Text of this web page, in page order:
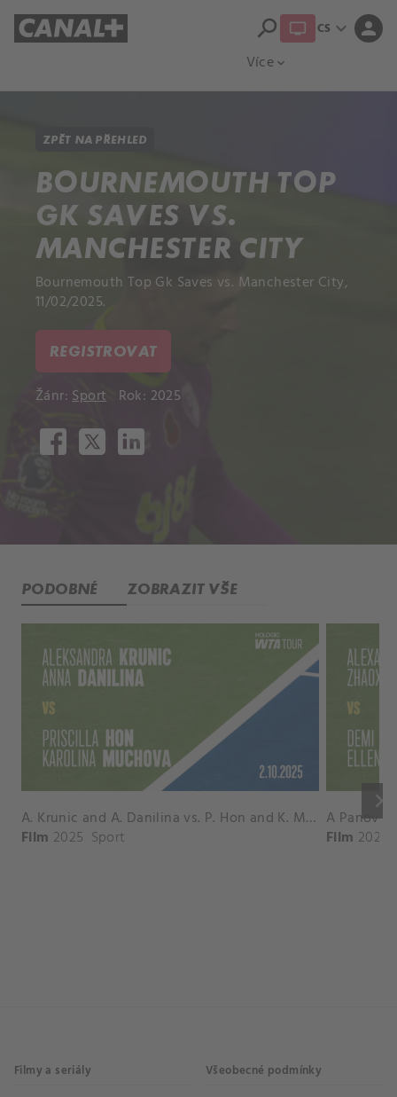
Více expand_more
search CS expand_more person
ZPĚT NA PŘEHLED
BOURNEMOUTH TOP
GK SAVES VS.
MANCHESTER CITY
Bournemouth Top Gk Saves vs. Manchester City,
11/02/2025.
REGISTROVAT
Žánr:Sport Rok: 2025
PODOBNÉ ZOBRAZIT VŠE
keyboard_arrow_right
A. Krunic and A. Danilina vs. P. Hon and K. Muchova Match Highlights - BEIJING_Capital Group Diamond ( October 02, 2025)
Film 2025 Sport Film 2026
Filmy a seriály Všeobecné podmínky